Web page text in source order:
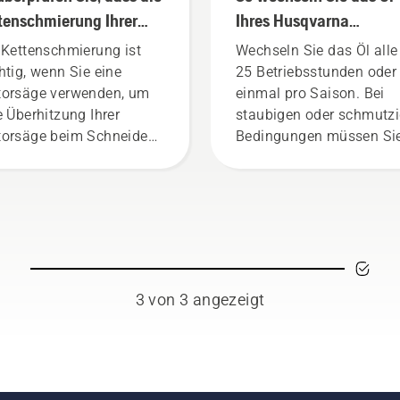
Ihrer
funktioniertist
wenn Sie eine
verwenden, um
Überhitzung Ihrer
beim Schneiden
Schiene und Kette.
Ihres Husqvarna
Rasenmähers
Wechseln Sie das Öl alle
25 Betriebsstunden oder
einmal pro Saison. Bei
staubigen oder
Bedingungen müssen
3 von 3 angezeigt